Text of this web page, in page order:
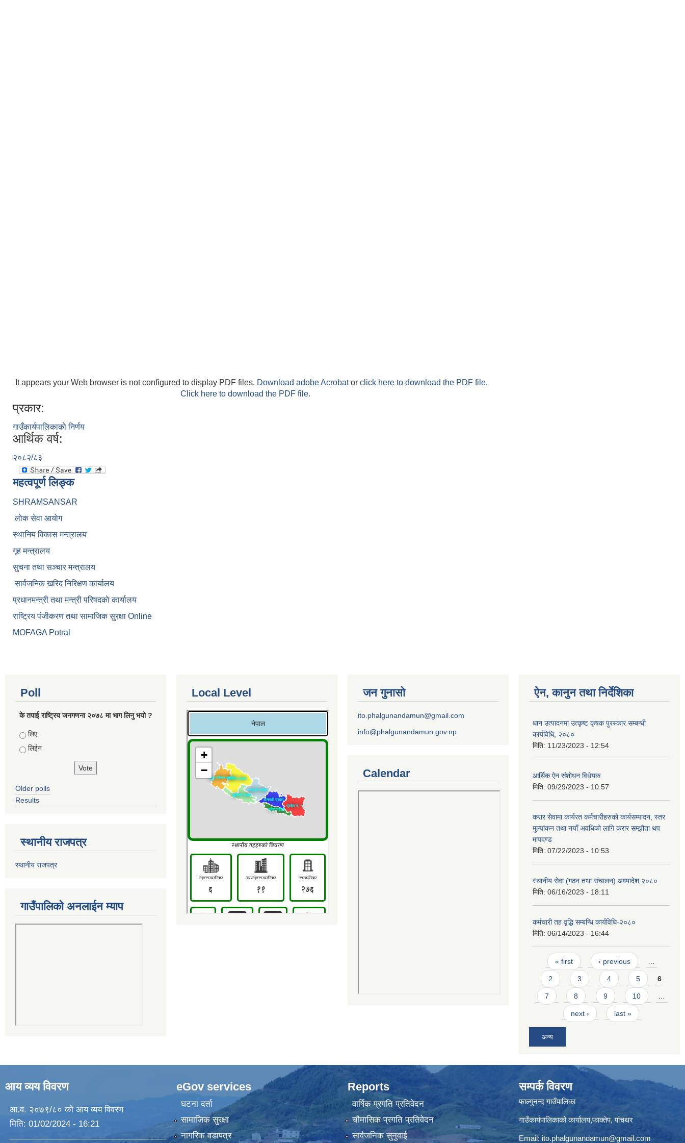
It appears your Web browser is not configured to display PDF files. Download adobe Acrobator click here to download the PDF file.
Click here to download the PDF file.
प्रकार:
गाउँकार्यपालिकाको निर्णय
आर्थिक वर्ष:
२०८२/८३
महत्वपूर्ण लिङ्क
SHRAMSANSAR
लाेक सेवा आयाेग
स्थानिय विकास मन्त्रालय
गृह मन्त्रालय
सुचना तथा सञ्चार मन्त्रालय
सार्वजनिक खरिद निरिक्षण कार्यालय
प्रधानमन्त्री तथा मन्त्री परिषदकाे कार्यालय
राष्ट्रिय पंजीकरण तथा सामाजिक सुरक्षा Online
MOFAGA Potral
Poll
के तपाई राष्ट्रिय जनगणना २०७८ मा भाग लिनु भयो ?
Choices
लिए
लिईन
Older polls
Results
स्थानीय राजपत्र
स्थानीय राजपत्र
गाउँपालिको अनलाईन म्याप
Local Level जन गुनासो
ito.phalgunandamun@gmail.com
info@phalgunandamun.gov.np
Calendar
ऐन, कानुन तथा निर्देशिका
धान उत्पादनमा उत्कृष्ट कृषक पुरस्कार सम्बन्धी
कार्यविधि, २०८०
मिति: 11/23/2023 - 12:54
आर्थिक ऐन संशोधन विधेयक
मिति: 09/29/2023 - 10:57
करार सेवामा कार्यरत कर्मचारीहरुको कार्यसम्पादन, स्तर
मुल्यांकन तथा नयाँ अवधिको लागि करार सम्झौता थप
मापदण्ड
मिति: 07/22/2023 - 10:53
स्थानीय सेवा (गठन तथा संचालन) अध्यादेश २०८०
मिति: 06/16/2023 - 18:11
कर्मचारी तह वृद्धि सम्बन्धि कार्यविधि-२०८०
मिति: 06/14/2023 - 16:44
Pages
« first ‹ previous
2 3 4 5 6
7 8 9 10
next › last »
अन्य
आय व्यय विवरण
आ.व. २०७९/८० को आय व्यय विवरण
मिति: 01/02/2024 - 16:21
eGov services
घटना दर्ता
सामाजिक सुरक्षा
नागरिक वडापत्र
Reports
वार्षिक प्रगति प्रतिवेदन
चौमासिक प्रगति प्रतिवेदन
सार्वजनिक सुनुवाई
सम्पर्क विवरण
फाल्गुनन्द गाउँपालिका
गाउँकार्यपालिकाको कार्यालय,फाक्तेप, पांचथर
Email: ito.phalgunandamun@gmail.com